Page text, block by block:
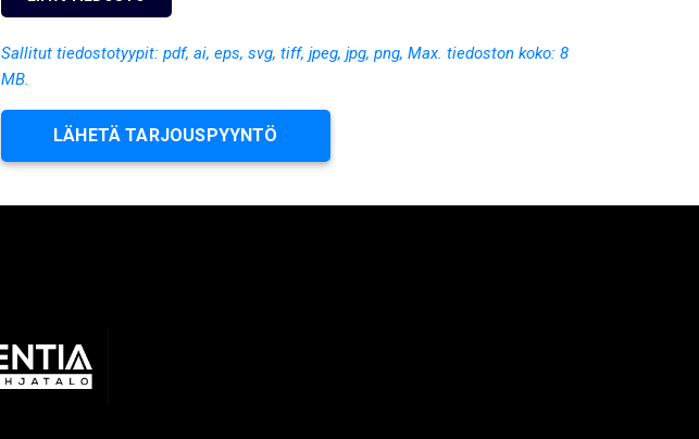
Sallitut tiedostotyypit: pdf, ai, eps, svg, tiff, jpeg, jpg, png, Max. tiedoston koko: 8
MB.
LÄHETÄ TARJOUSPYYNTÖ